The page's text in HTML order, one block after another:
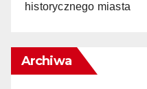
historycznego miasta
Archiwa